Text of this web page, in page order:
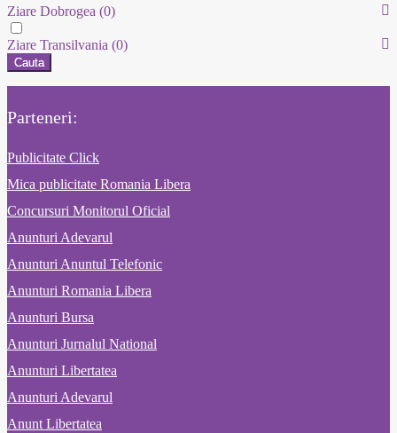
Ziare Dobrogea (0)
Ziare Transilvania (0)
Cauta
Parteneri:
Publicitate Click
Mica publicitate Romania Libera
Concursuri Monitorul Oficial
Anunturi Adevarul
Anunturi Anuntul Telefonic
Anunturi Romania Libera
Anunturi Bursa
Anunturi Jurnalul National
Anunturi Libertatea
Anunturi Adevarul
Anunt Libertatea